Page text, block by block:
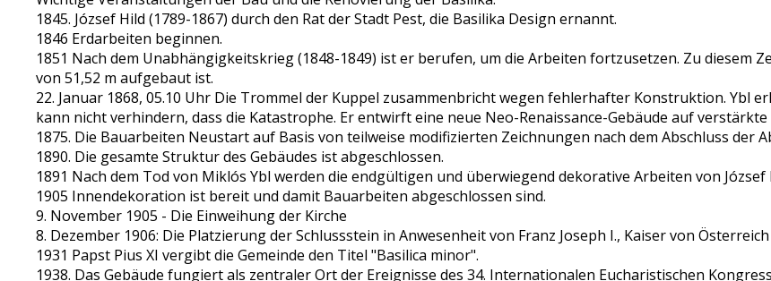
1845. József Hild (1789-1867) durch den Rat der Stadt Pest, die Basilika Design ernannt.
1846 Erdarbeiten beginnen.
1851 Nach dem Unabhängigkeitskrieg (1848-1849) ist er berufen, um die Arbeiten fortzusetzen. Zu diesem
von 51,52 m aufgebaut ist.
22. Januar 1868, 05.10 Uhr Die Trommel der Kuppel zusammenbricht wegen fehlerhafter Konstruktion. Ybl
kann nicht verhindern, dass die Katastrophe. Er entwirft eine neue Neo-Renaissance-Gebäude auf
1875. Die Bauarbeiten Neustart auf Basis von teilweise modifizierten Zeichnungen nach dem Abschluss der
1890. Die gesamte Struktur des Gebäudes ist abgeschlossen.
1891 Nach dem Tod von Miklós Ybl werden die endgültigen und überwiegend dekorative Arbeiten von József
1905 Innendekoration ist bereit und damit Bauarbeiten abgeschlossen sind.
9. November 1905 - Die Einweihung der Kirche
8. Dezember 1906: Die Platzierung der Schlussstein in Anwesenheit von Franz Joseph I., Kaiser von
1931 Papst Pius XI vergibt die Gemeinde den Titel "Basilica minor".
1938. Das Gebäude fungiert als zentraler Ort der Ereignisse des 34. Internationalen Eucharistischen